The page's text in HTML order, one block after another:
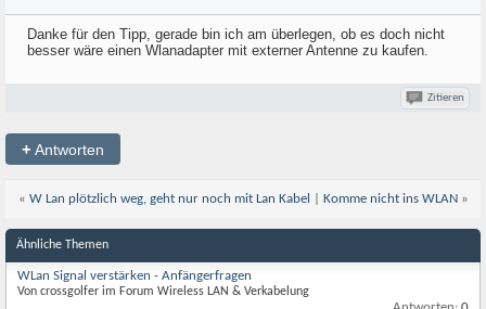
Danke für den Tipp, gerade bin ich am überlegen, ob es doch nicht
besser wäre einen Wlanadapter mit externer Antenne zu kaufen.
Zitieren
+Antworten
« W Lan plötzlich weg, geht nur noch mit Lan Kabel Komme nicht ins WLAN »
Ähnliche Themen
WLan Signal verstärken - Anfängerfragen
Von crossgolfer im Forum Wireless LAN & Verkabelung